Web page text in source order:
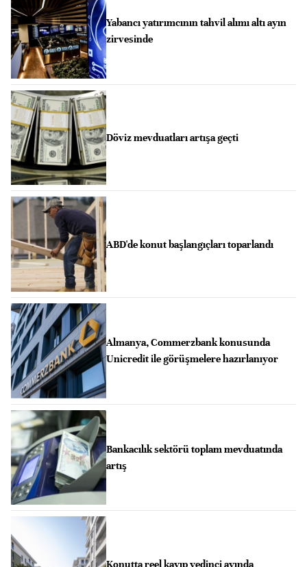
Yabancı yatırımcının tahvil alımı altı ayın
zirvesinde
Döviz mevduatları artışa geçti
ABD'de konut başlangıçları toparlandı
Almanya, Commerzbank konusunda
Unicredit ile görüşmelere hazırlanıyor
Bankacılık sektörü toplam mevduatında
artış
Konutta reel kayıp yedinci ayında